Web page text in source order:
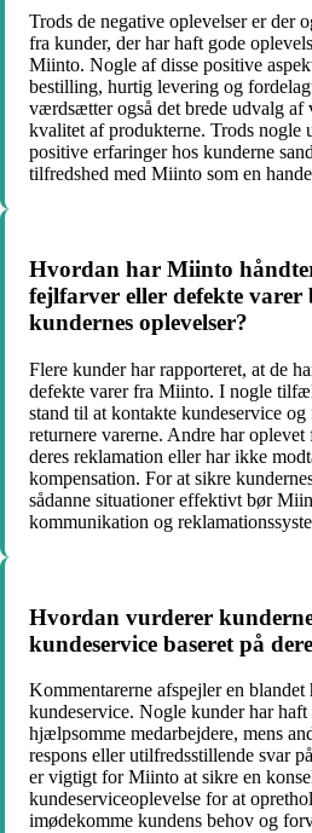
Trods de negative oplevelser er der
fra kunder, der har haft gode
Miinto. Nogle af disse positive
bestilling, hurtig levering og
værdsætter også det brede udvalg af
kvalitet af produkterne. Trods nogle
positive erfaringer hos kunderne
tilfredshed med Miinto som en
Hvordan har Miinto
fejlfarver eller defekte varer
kundernes oplevelser?
Flere kunder har rapporteret, at de
defekte varer fra Miinto. I nogle
stand til at kontakte kundeservice og
returnere varerne. Andre har
deres reklamation eller har ikke
kompensation. For at sikre
sådanne situationer effektivt bør
kommunikation og
Hvordan vurderer
kundeservice baseret på
Kommentarerne afspejler en
kundeservice. Nogle kunder har
hjælpsomme medarbejdere, mens
respons eller utilfredsstillende svar
er vigtigt for Miinto at sikre en
kundeserviceoplevelse for at
imødekomme kundens behov og